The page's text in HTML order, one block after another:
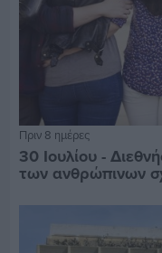
Πριν 8 ημέρες
30 Ιουλίου -
των ανθρώπινων